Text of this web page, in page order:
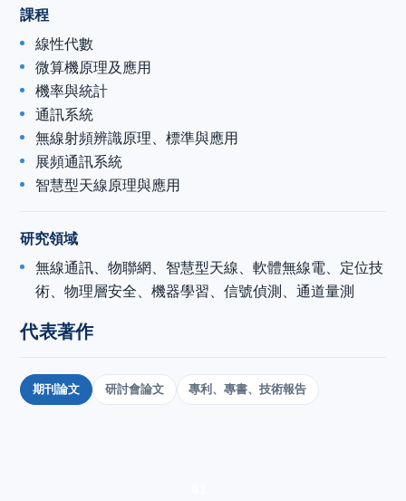
課程
線性代數
微算機原理及應用
機率與統計
通訊系統
無線射頻辨識原理、標準與應用
展頻通訊系統
智慧型天線原理與應用
研究領域
無線通訊、物聯網、智慧型天線、軟體無線電、定位技
術、物理層安全、機器學習、信號偵測、通道量測
代表著作
期刊論文 研討會論文 專利、專書、技術報告